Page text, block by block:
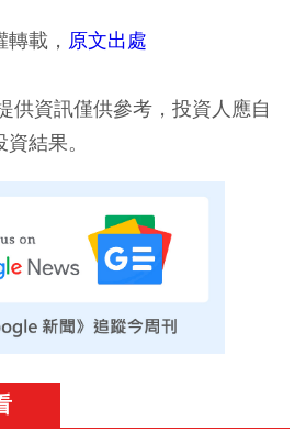
載， 原文出處
供資訊僅供參考，投資人應自
結果。